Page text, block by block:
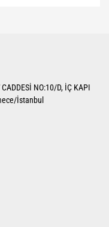
NO:10/D, İÇ KAPI
İstanbul